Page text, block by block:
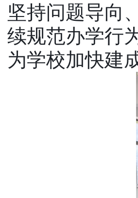
坚持问题导向
续规范办学行
为学校加快建